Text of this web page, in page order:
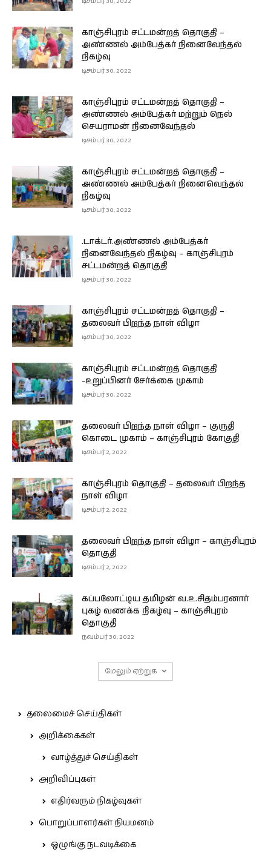
காஞ்சிபுரம் சட்டமன்றத் தொகுதி –
அண்ணல் அம்பேத்கர் நினைவேந்தல்
நிகழ்வு
டிசம்பர் 30, 2022
காஞ்சிபுரம் சட்டமன்றத் தொகுதி –
அண்ணல் அம்பேத்கர் மற்றும் நெல்
செயராமன் நினைவேந்தல்
டிசம்பர் 30, 2022
காஞ்சிபுரம் சட்டமன்றத் தொகுதி –
அண்ணல் அம்பேத்கர் நினைவெந்தல்
நிகழ்வு
டிசம்பர் 30, 2022
.டாக்டர்.அண்ணல் அம்பேத்கர்
நினைவேந்தல் நிகழ்வு – காஞ்சிபுரம்
சட்டமன்றத் தொகுதி
டிசம்பர் 30, 2022
காஞ்சிபுரம் சட்டமன்றத் தொகுதி –
தலைவர் பிறந்த நாள் விழா
டிசம்பர் 30, 2022
காஞ்சிபுரம் சட்டமன்றத் தொகுதி
-உறுப்பினர் சேர்க்கை முகாம்
டிசம்பர் 30, 2022
தலைவர் பிறந்த நாள் விழா – குருதி
கொடை முகாம் – காஞ்சிபுரம் கோகுதி
டிசம்பர் 2, 2022
காஞ்சிபுரம் தொகுதி – தலைவர் பிறந்த
நாள் விழா
டிசம்பர் 2, 2022
தலைவர் பிறந்த நாள் விழா – காஞ்சிபுரம்
தொகுதி
டிசம்பர் 2, 2022
கப்பலோட்டிய தமிழன் வ.உ.சிதம்பரனார்
புகழ் வணக்க நிகழ்வு – காஞ்சிபுரம்
தொகுதி
நவம்பர் 30, 2022
மேலும் ஏற்றுக
தலைமைச் செய்திகள்
அறிக்கைகள்
வாழ்த்துச் செய்திகள்
அறிவிப்புகள்
எதிர்வரும் நிகழ்வுகள்
பொறுப்பாளர்கள் நியமனம்
ஒழுங்கு நடவடிக்கை